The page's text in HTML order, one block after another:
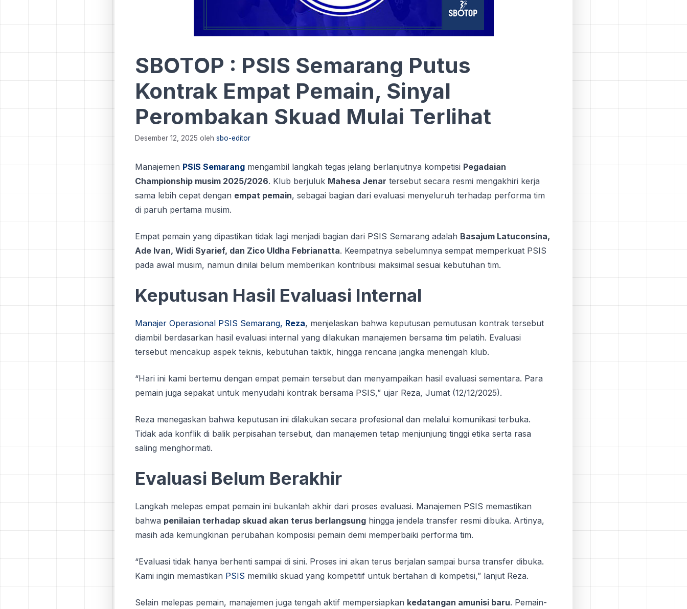
SBOTOP : PSIS Semarang Putus
Kontrak Empat Pemain, Sinyal
Perombakan Skuad Mulai Terlihat
Desember 12, 2025 oleh sbo-editor
Manajemen PSIS Semarang mengambil langkah tegas jelang berlanjutnya kompetisi Pegadaian
Championship musim 2025/2026. Klub berjuluk Mahesa Jenar tersebut secara resmi mengakhiri kerja
sama lebih cepat dengan empat pemain, sebagai bagian dari evaluasi menyeluruh terhadap performa tim
di paruh pertama musim.
Empat pemain yang dipastikan tidak lagi menjadi bagian dari PSIS Semarang adalah Basajum Latuconsina,
Ade Ivan, Widi Syarief, dan Zico Uldha Febrianatta. Keempatnya sebelumnya sempat memperkuat PSIS
pada awal musim, namun dinilai belum memberikan kontribusi maksimal sesuai kebutuhan tim.
Keputusan Hasil Evaluasi Internal
Manajer Operasional PSIS Semarang, Reza, menjelaskan bahwa keputusan pemutusan kontrak tersebut
diambil berdasarkan hasil evaluasi internal yang dilakukan manajemen bersama tim pelatih. Evaluasi
tersebut mencakup aspek teknis, kebutuhan taktik, hingga rencana jangka menengah klub.
“Hari ini kami bertemu dengan empat pemain tersebut dan menyampaikan hasil evaluasi sementara. Para
pemain juga sepakat untuk menyudahi kontrak bersama PSIS,” ujar Reza, Jumat (12/12/2025).
Reza menegaskan bahwa keputusan ini dilakukan secara profesional dan melalui komunikasi terbuka.
Tidak ada konflik di balik perpisahan tersebut, dan manajemen tetap menjunjung tinggi etika serta rasa
saling menghormati.
Evaluasi Belum Berakhir
Langkah melepas empat pemain ini bukanlah akhir dari proses evaluasi. Manajemen PSIS memastikan
bahwa penilaian terhadap skuad akan terus berlangsung hingga jendela transfer resmi dibuka. Artinya,
masih ada kemungkinan perubahan komposisi pemain demi memperbaiki performa tim.
“Evaluasi tidak hanya berhenti sampai di sini. Proses ini akan terus berjalan sampai bursa transfer dibuka.
Kami ingin memastikan PSIS memiliki skuad yang kompetitif untuk bertahan di kompetisi,” lanjut Reza.
Selain melepas pemain, manajemen juga tengah aktif mempersiapkan kedatangan amunisi baru. Pemain-